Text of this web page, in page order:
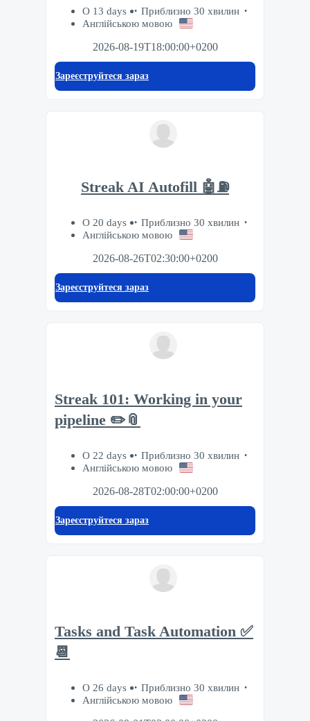
О 13 days
Приблизно 30 хвилин
Англійською мовою
2026-08-19T18:00:00+0200
Зареєструйтеся зараз
Streak AI Autofill 🤖⛽️
О 20 days
Приблизно 30 хвилин
Англійською мовою
2026-08-26T02:30:00+0200
Зареєструйтеся зараз
Streak 101: Working in your
pipeline ✏️📎
О 22 days
Приблизно 30 хвилин
Англійською мовою
2026-08-28T02:00:00+0200
Зареєструйтеся зараз
Tasks and Task Automation ✅
📆
О 26 days
Приблизно 30 хвилин
Англійською мовою